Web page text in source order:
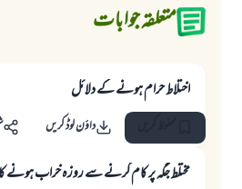
متعلقہ جوابات
اختلاط حرام ہونے کے دلائل
داؤن لوڈ کریں
مختلط جگہ پر كام كرنے سے روزہ خراب ہونے